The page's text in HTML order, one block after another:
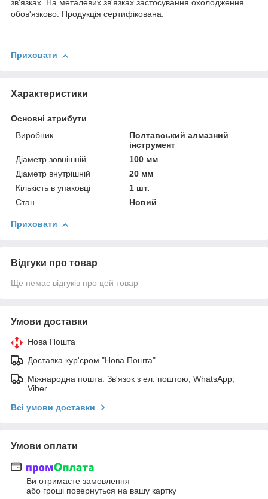
зв'язках. На металевих зв'язках застосування охолодження
обов'язково. Продукція сертифікована.
Приховати
Характеристики
Основні атрибути
Виробник
Полтавський алмазний
інструмент
Діаметр зовнішній
100 мм
Діаметр внутрішній
20 мм
Кількість в упаковці
1 шт.
Стан
Новий
Приховати
Відгуки про товар
Ще немає відгуків про цей товар
Умови доставки
Нова Пошта
Доставка кур'єром "Нова Пошта".
Міжнародна пошта. Зв'язок з ел. поштою; WhatsApp;
Viber.
Всі умови доставки
Умови оплати
Ви отримаєте замовлення
або гроші повернуться на вашу картку